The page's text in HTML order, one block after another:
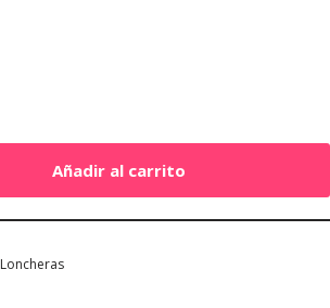
Añadir al carrito
Loncheras